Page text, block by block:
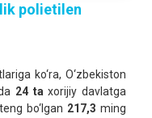
polietilen
ko‘ra, O‘zbekiston
24 ta xorijiy davlatga
bo‘lgan 217,3 ming